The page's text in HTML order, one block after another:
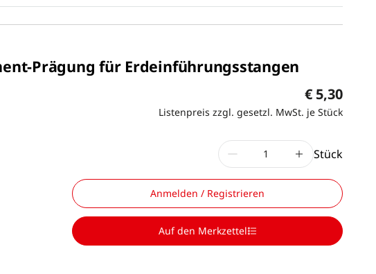
Prägung für Erdeinführungsstangen
€ 5,30
Listenpreis zzgl. gesetzl. MwSt. je Stück
Stück
Anmelden / Registrieren
Auf den Merkzettel